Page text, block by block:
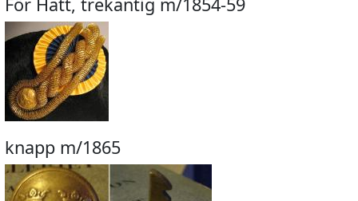
knapp m/1865